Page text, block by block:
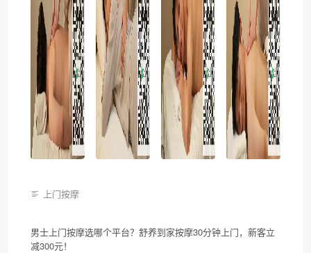
上门按摩
男士上门按摩选哪个平台？舒养到家按摩30分钟上门，新客立
减300元！